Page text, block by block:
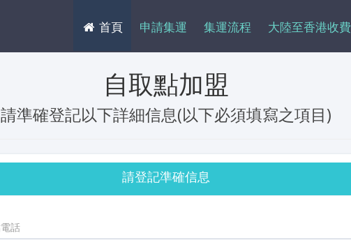
首頁 申請集運 集運流程 大陸至香港收費
自取點加盟
請準確登記以下詳細信息(以下必須填寫之項目)
請登記準確信息